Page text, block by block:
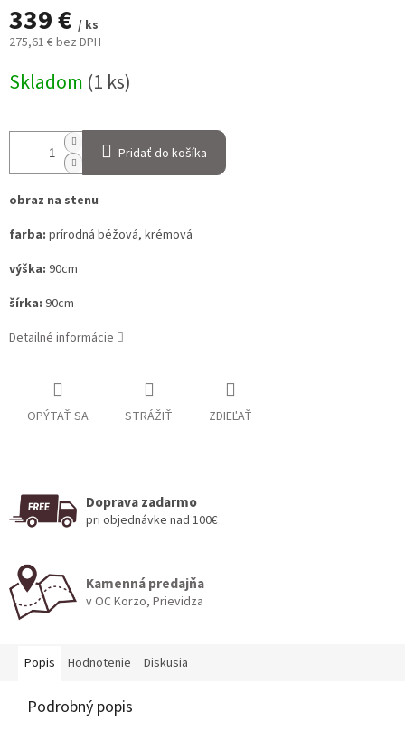
339 € / ks
275,61 € bez DPH
cena:
Skladom (1 ks)
Pridať do košíka
obraz na stenu
farba: prírodná béžová, krémová
výška: 90cm
šírka: 90cm
Detailné informácie
OPÝTAŤ SA STRÁŽIŤ ZDIEĽAŤ
Doprava zadarmo
pri objednávke nad 100€
Kamenná predajňa
v OC Korzo, Prievidza
Popis Hodnotenie Diskusia
Podrobný popis